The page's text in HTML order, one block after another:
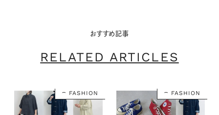
おすすめ記事
RELATED ARTICLES
FASHION FASHION